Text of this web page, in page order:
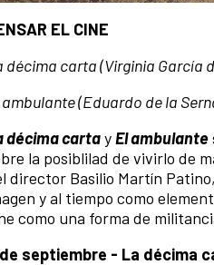
EL CINE
décima carta (Virginia García
ambulante (Eduardo de la
décima cartayEl ambulante
la posiblilad de vivirlo de
director Basilio Martín
y al tiempo como
como una forma de
septiembre - La décima